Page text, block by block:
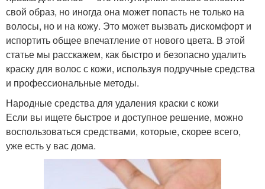
свой образ, но иногда она может попасть не только на
волосы, но и на кожу. Это может вызвать дискомфорт и
испортить общее впечатление от нового цвета. В этой
статье мы расскажем, как быстро и безопасно удалить
краску для волос с кожи, используя подручные средства
и профессиональные методы.
Народные средства для удаления краски с кожи
Если вы ищете быстрое и доступное решение, можно
воспользоваться средствами, которые, скорее всего,
уже есть у вас дома.